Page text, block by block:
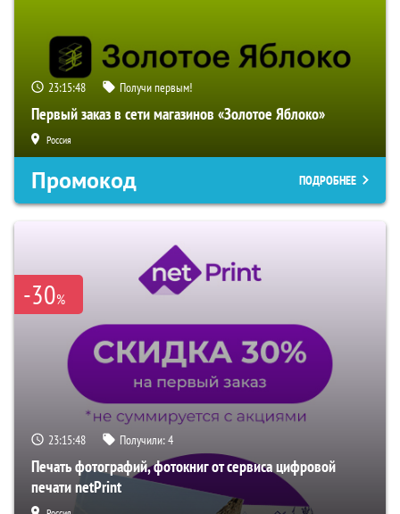
23:15:47 Получи первым!
Первый заказ в сети магазинов «Золотое Яблоко»
Россия
Промокод ПОДРОБНЕЕ
-30%
23:15:47 Получили:4
Печать фотографий, фотокниг от сервиса цифровой
печати netPrint